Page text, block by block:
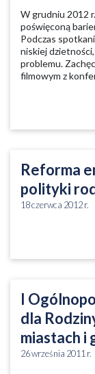
W grudniu 2012
poświęconą
Podczas
niskiej
problemu.
filmowym z
Reforma
polityki
18 czerwca 2012 r.
I
dla
miastach i
26 września 2011 r.